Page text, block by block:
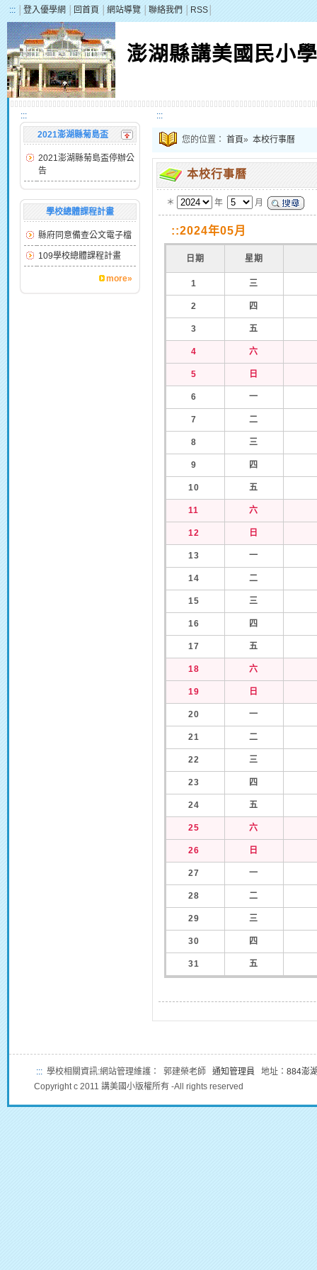
::: 登入優學網 回首頁 網站導覽 聯絡我們 RSS
澎湖縣講美國民小學
:::
2021澎湖縣菊島盃
2021澎湖縣菊島盃停辦公
告
學校總體課程計畫
縣府同意備查公文電子檔
109學校總體課程計畫
more»
:::
您的位置： 首頁» 本校行事曆
本校行事曆
＊ 年 月
::2024年05月
日期 星期
1 三
2 四
3 五
4 六
5 日
6 一
7 二
8 三
9 四
10 五
11 六
12 日
13 一
14 二
15 三
16 四
17 五
18 六
19 日
20 一
21 二
22 三
23 四
24 五
25 六
26 日
27 一
28 二
29 三
30 四
31 五
::: 學校相關資訊:網站管理維護： 郭建榮老師 通知管理員 地址： 884澎
Copyright c 2011 講美國小版權所有 -All rights reserved